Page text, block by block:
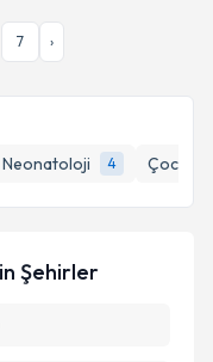
Neonatoloji 4 Çocuk
takvimi talebi
almanız için bir
belirtilen
7 ›
Şehirler